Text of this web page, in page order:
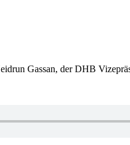
Gassan, der DHB